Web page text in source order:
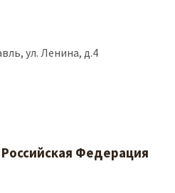
ул. Ленина, д.4
Федерация